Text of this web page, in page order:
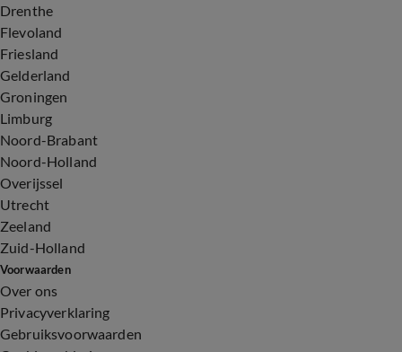
Drenthe
Flevoland
Friesland
Gelderland
Groningen
Limburg
Noord-Brabant
Noord-Holland
Overijssel
Utrecht
Zeeland
Zuid-Holland
Voorwaarden
Over ons
Privacyverklaring
Gebruiksvoorwaarden